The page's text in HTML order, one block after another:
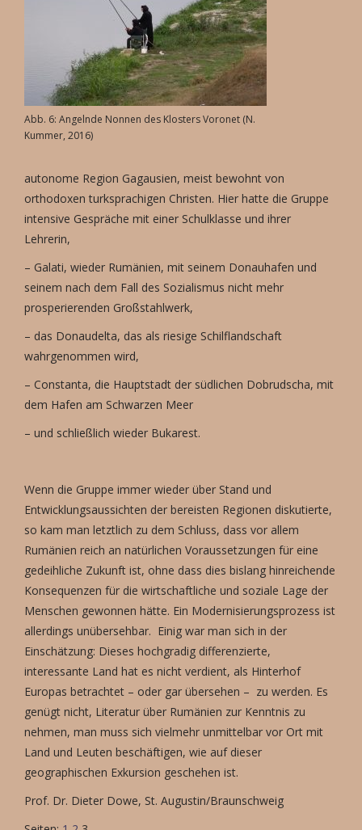
Abb. 6: Angelnde Nonnen des Klosters Voronet (N.
Kummer, 2016)
autonome Region Gagausien, meist bewohnt von
orthodoxen turksprachigen Christen. Hier hatte die Gruppe
intensive Gespräche mit einer Schulklasse und ihrer
Lehrerin,
– Galati, wieder Rumänien, mit seinem Donauhafen und
seinem nach dem Fall des Sozialismus nicht mehr
prosperierenden Großstahlwerk,
– das Donaudelta, das als riesige Schilflandschaft
wahrgenommen wird,
– Constanta, die Hauptstadt der südlichen Dobrudscha, mit
dem Hafen am Schwarzen Meer
– und schließlich wieder Bukarest.
Wenn die Gruppe immer wieder über Stand und
Entwicklungsaussichten der bereisten Regionen diskutierte,
so kam man letztlich zu dem Schluss, dass vor allem
Rumänien reich an natürlichen Voraussetzungen für eine
gedeihliche Zukunft ist, ohne dass dies bislang hinreichende
Konsequenzen für die wirtschaftliche und soziale Lage der
Menschen gewonnen hätte. Ein Modernisierungsprozess ist
allerdings unübersehbar. Einig war man sich in der
Einschätzung: Dieses hochgradig differenzierte,
interessante Land hat es nicht verdient, als Hinterhof
Europas betrachtet – oder gar übersehen – zu werden. Es
genügt nicht, Literatur über Rumänien zur Kenntnis zu
nehmen, man muss sich vielmehr unmittelbar vor Ort mit
Land und Leuten beschäftigen, wie auf dieser
geographischen Exkursion geschehen ist.
Prof. Dr. Dieter Dowe, St. Augustin/Braunschweig